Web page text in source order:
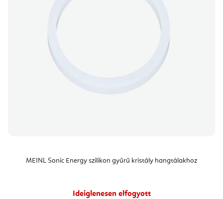
MEINL Sonic Energy szilikon gyűrű kristály hangtálakhoz
Ideiglenesen elfogyott